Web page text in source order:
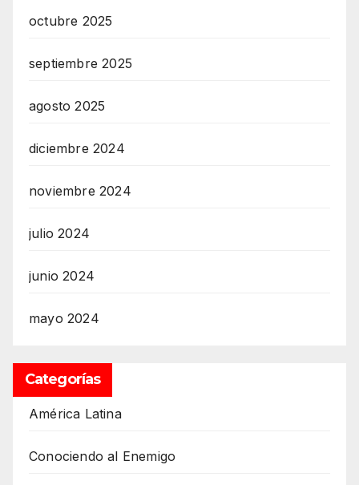
octubre 2025
septiembre 2025
agosto 2025
diciembre 2024
noviembre 2024
julio 2024
junio 2024
mayo 2024
Categorías
América Latina
Conociendo al Enemigo